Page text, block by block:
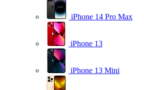
iPhone 14 Pro Max
iPhone 13
iPhone 13 Mini